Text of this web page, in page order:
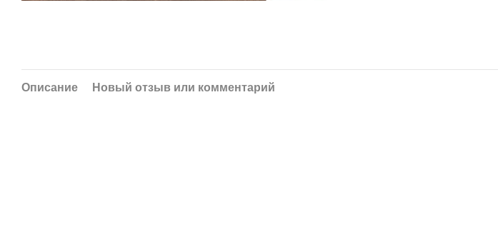
Описание Новый отзыв или комментарий